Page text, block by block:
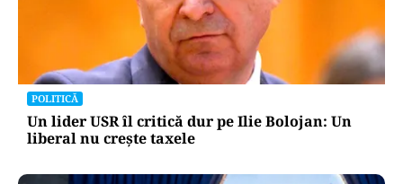
POLITICĂ
Un lider USR îl critică dur pe Ilie Bolojan: Un
liberal nu crește taxele